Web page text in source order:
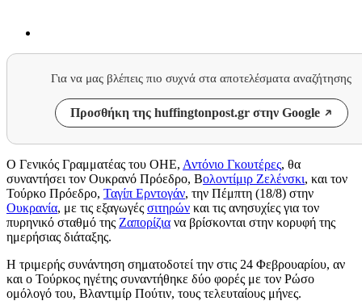
Για να μας βλέπεις πιο συχνά στα αποτελέσματα αναζήτησης
Προσθήκη της huffingtonpost.gr στην Google
Ο Γενικός Γραμματέας του ΟΗΕ, Αντόνιο Γκουτέρες, θα
συναντήσει τον Ουκρανό Πρόεδρο, Βολοντίμιρ Ζελένσκι, και τον
Τούρκο Πρόεδρο, Ταγίπ Ερντογάν, την Πέμπτη (18/8) στην
Ουκρανία, με τις εξαγωγές σιτηρών και τις ανησυχίες για τον
πυρηνικό σταθμό της Ζαπορίζια να βρίσκονται στην κορυφή της
ημερήσιας διάταξης.
Η τριμερής συνάντηση σηματοδοτεί την στις 24 Φεβρουαρίου, αν
και ο Τούρκος ηγέτης συναντήθηκε δύο φορές με τον Ρώσο
ομόλογό του, Βλαντιμίρ Πούτιν, τους τελευταίους μήνες.